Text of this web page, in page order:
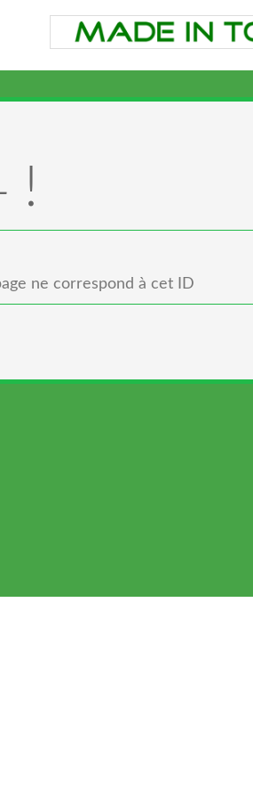
!
ne correspond à cet ID